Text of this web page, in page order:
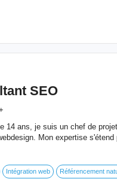
SEO
14 ans, je suis un chef de
Mon expertise s'étend
Intégration web Référencement